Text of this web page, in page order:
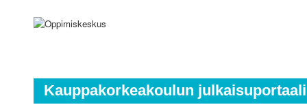
Kauppakorkeakoulun julkaisuportaali